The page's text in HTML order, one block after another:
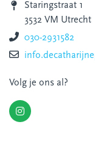
Staringstraat 1
3532 VM Utrecht
030-2931582
Volg je ons al?